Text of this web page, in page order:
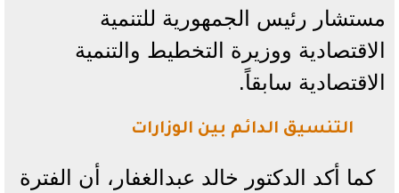
مستشار رئيس الجمهورية للتنمية
الاقتصادية ووزيرة التخطيط والتنمية
الاقتصادية سابقاً.
التنسيق الدائم بين الوزارات
كما أكد الدكتور خالد عبدالغفار، أن الفترة